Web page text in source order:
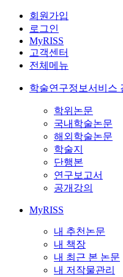
회원가입
로그인
MyRISS
고객센터
전체메뉴
학술연구정보서비스
학위논문
국내학술논문
해외학술논문
학술지
단행본
연구보고서
공개강의
MyRISS
내 추천논문
내 책장
내 최근 본 논문
내 저작물관리